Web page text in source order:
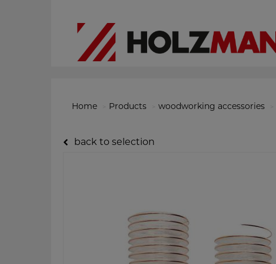
Home Products woodworking accessories
back to selection